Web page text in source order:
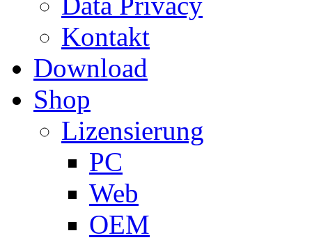
Kontakt
Download
Shop
Lizensierung
PC
Web
OEM